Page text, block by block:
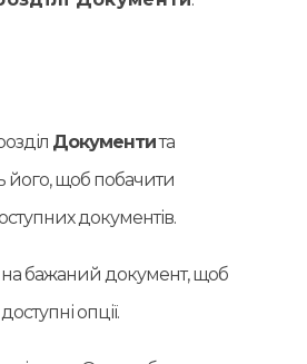
Документита
його, щоб побачити
документів.
на бажаний документ, щоб
опції.